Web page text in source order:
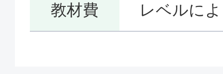
教材費 レベルに